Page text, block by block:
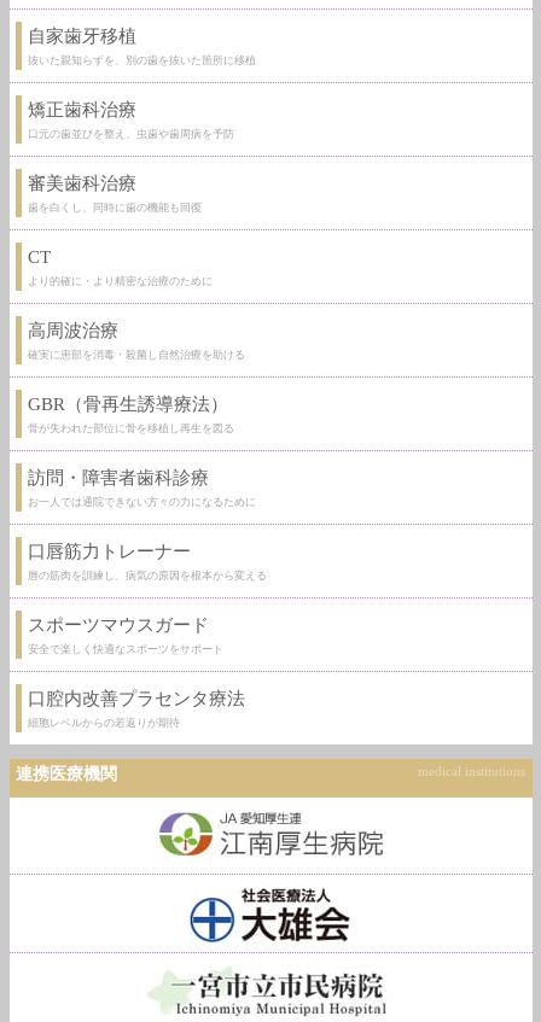
自家歯牙移植
抜いた親知らずを、別の歯を抜いた箇所に移植
矯正歯科治療
口元の歯並びを整え、虫歯や歯周病を予防
審美歯科治療
歯を白くし、同時に歯の機能も回復
CT
より的確に・より精密な治療のために
高周波治療
確実に患部を消毒・殺菌し自然治療を助ける
GBR（骨再生誘導療法）
骨が失われた部位に骨を移植し再生を図る
訪問・障害者歯科診療
お一人では通院できない方々の力になるために
口唇筋力トレーナー
唇の筋肉を訓練し、病気の原因を根本から変える
スポーツマウスガード
安全で楽しく快適なスポーツをサポート
口腔内改善プラセンタ療法
細胞レベルからの若返りが期待
連携医療機関 medical institutions